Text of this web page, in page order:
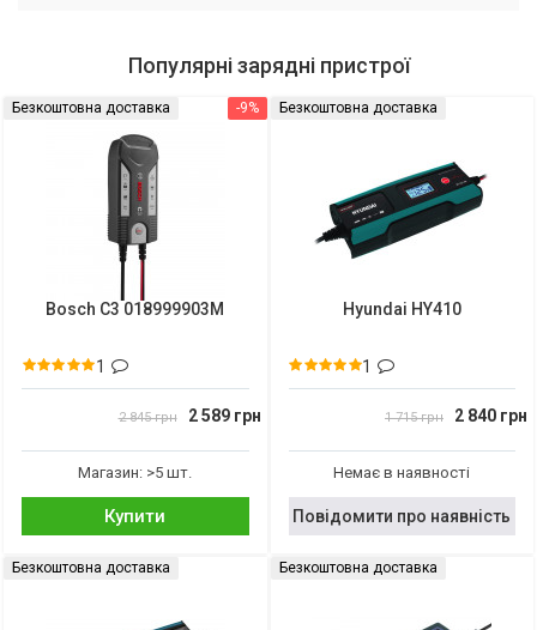
Популярні зарядні пристрої
-9%
Безкоштовна доставка
Bosch C3 018999903M
1
2 845 грн 2 589 грн
Магазин: >5 шт.
Купити
Безкоштовна доставка
Hyundai HY410
1
1 715 грн 2 840 грн
Немає в наявності
Повідомити про наявність
Безкоштовна доставка Безкоштовна доставка